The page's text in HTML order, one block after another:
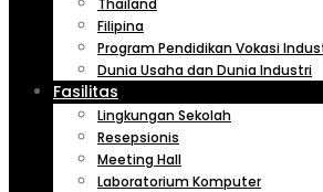
Thailand
Filipina
Program Pendidikan Vokasi
Dunia Usaha dan Dunia Industri
Fasilitas
Lingkungan Sekolah
Resepsionis
Meeting Hall
Laboratorium Komputer